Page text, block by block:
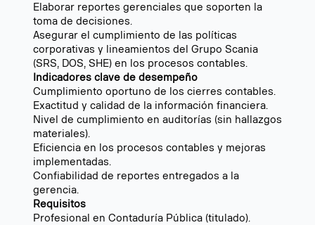
Elaborar reportes gerenciales que soporten la
toma de decisiones.
Asegurar el cumplimiento de las políticas
corporativas y lineamientos del Grupo Scania
(SRS, DOS, SHE) en los procesos contables.
Indicadores clave de desempeño
Cumplimiento oportuno de los cierres contables.
Exactitud y calidad de la información financiera.
Nivel de cumplimiento en auditorías (sin hallazgos
materiales).
Eficiencia en los procesos contables y mejoras
implementadas.
Confiabilidad de reportes entregados a la
gerencia.
Requisitos
Profesional en Contaduría Pública (titulado).